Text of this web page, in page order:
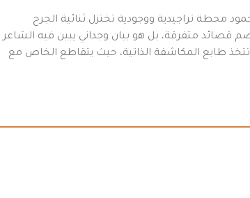
محطة تراجيدية ووجودية تختزل ثنائية الجرح
قصائد متفرقة، بل هو بيان وجداني يبين فيه الشاعر
تتخذ طابع المكاشفة الذاتية، حيث يتقاطع الخاص مع